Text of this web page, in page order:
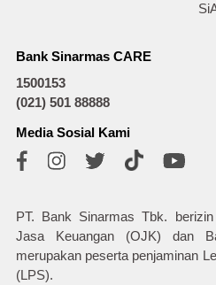
Bank Sinarmas CARE
1500153
(021) 501 88888
Media Sosial Kami
PT. Bank Sinarmas Tbk.
Jasa Keuangan (OJK) dan
merupakan peserta penjaminan
(LPS).